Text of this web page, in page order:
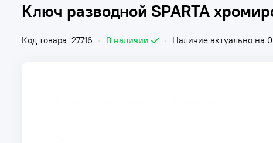
Ключ разводной SPARTA
Код товара: 27716 • В наличии • Наличие актуально на